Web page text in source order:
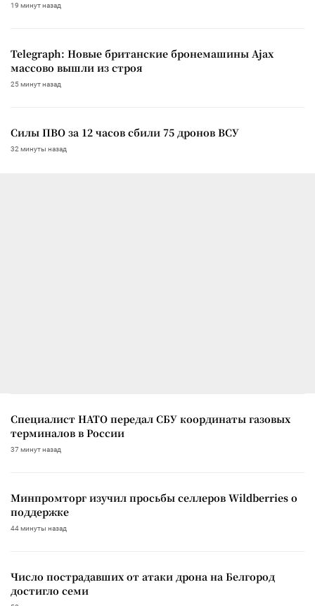
19 минут назад
Telegraph: Новые британские бронемашины Ajax
массово вышли из строя
25 минут назад
Силы ПВО за 12 часов сбили 75 дронов ВСУ
32 минуты назад
Специалист НАТО передал СБУ координаты газовых
терминалов в России
37 минут назад
Минпромторг изучил просьбы селлеров Wildberries о
поддержке
44 минуты назад
Число пострадавших от атаки дрона на Белгород
достигло семи